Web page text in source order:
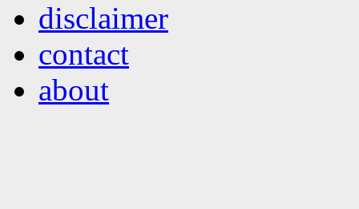
disclaimer
contact
about